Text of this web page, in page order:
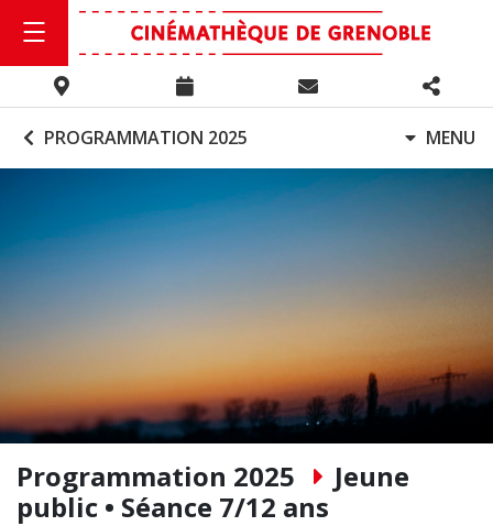
PROGRAMMATION 2025 MENU
Programmation 2025
Jeune
public • Séance 7/12 ans